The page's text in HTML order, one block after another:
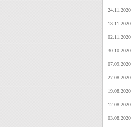
24.11.2020
13.11.2020
02.11.2020
30.10.2020
07.09.2020
27.08.2020
19.08.2020
12.08.2020
03.08.2020